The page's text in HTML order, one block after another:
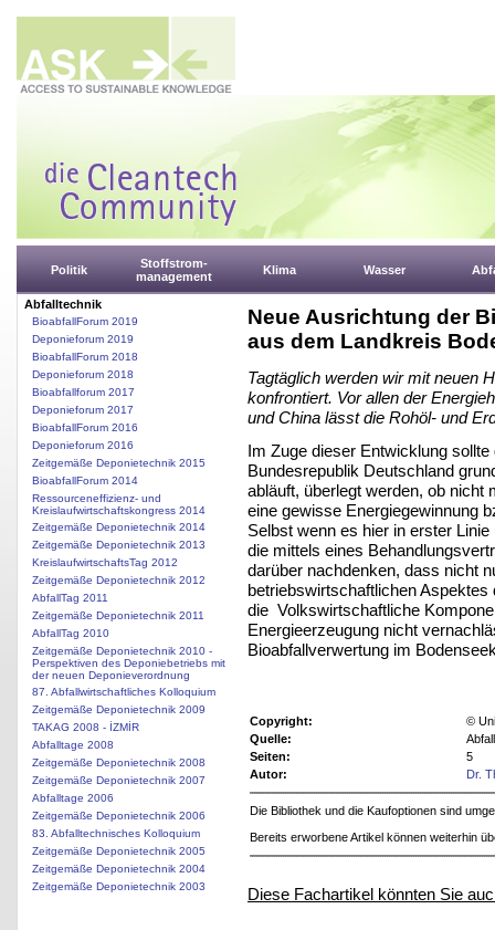
Politik
Stoffstrom-
management
Klima Wasser
Abfalltechnik
BioabfallForum 2019
Deponieforum 2019
BioabfallForum 2018
Deponieforum 2018
Bioabfallforum 2017
Deponieforum 2017
BioabfallForum 2016
Deponieforum 2016
Zeitgemäße Deponietechnik 2015
BioabfallForum 2014
Ressourceneffizienz- und
Kreislaufwirtschaftskongress 2014
Zeitgemäße Deponietechnik 2014
Zeitgemäße Deponietechnik 2013
KreislaufwirtschaftsTag 2012
Zeitgemäße Deponietechnik 2012
AbfallTag 2011
Zeitgemäße Deponietechnik 2011
AbfallTag 2010
Zeitgemäße Deponietechnik 2010 -
Perspektiven des Deponiebetriebs mit
der neuen Deponieverordnung
87. Abfallwirtschaftliches Kolloquium
Zeitgemäße Deponietechnik 2009
TAKAG 2008 - İZMİR
Abfalltage 2008
Zeitgemäße Deponietechnik 2008
Zeitgemäße Deponietechnik 2007
Abfalltage 2006
Zeitgemäße Deponietechnik 2006
83. Abfalltechnisches Kolloquium
Zeitgemäße Deponietechnik 2005
Zeitgemäße Deponietechnik 2004
Zeitgemäße Deponietechnik 2003
Neue Ausrichtung der
aus dem Landkreis
Tagtäglich werden wir mit neuen
konfrontiert. Vor allen der
und China lässt die Rohöl- und
Im Zuge dieser Entwicklung
Bundesrepublik Deutschland
abläuft, überlegt werden, ob nicht
eine gewisse Energiegewinnung
Selbst wenn es hier in erster
die mittels eines
darüber nachdenken, dass nicht
betriebswirtschaftlichen
die Volkswirtschaftliche
Energieerzeugung nicht
Bioabfallverwertung im
Copyright:
©
Quelle:
Seiten:
5
Autor:
Dr.
Die Bibliothek und die Kaufoptionen sind
Bereits erworbene Artikel können weiterhin
Diese Fachartikel könnten Sie